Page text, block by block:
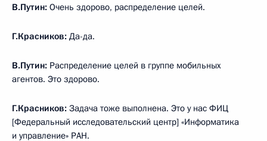
В.Путин: Очень здорово, распределение целей.
Г.Красников: Да-да.
В.Путин: Распределение целей в группе мобильных
агентов. Это здорово.
Г.Красников: Задача тоже выполнена. Это у нас ФИЦ
[Федеральный исследовательский центр] «Информатика
и управление» РАН.